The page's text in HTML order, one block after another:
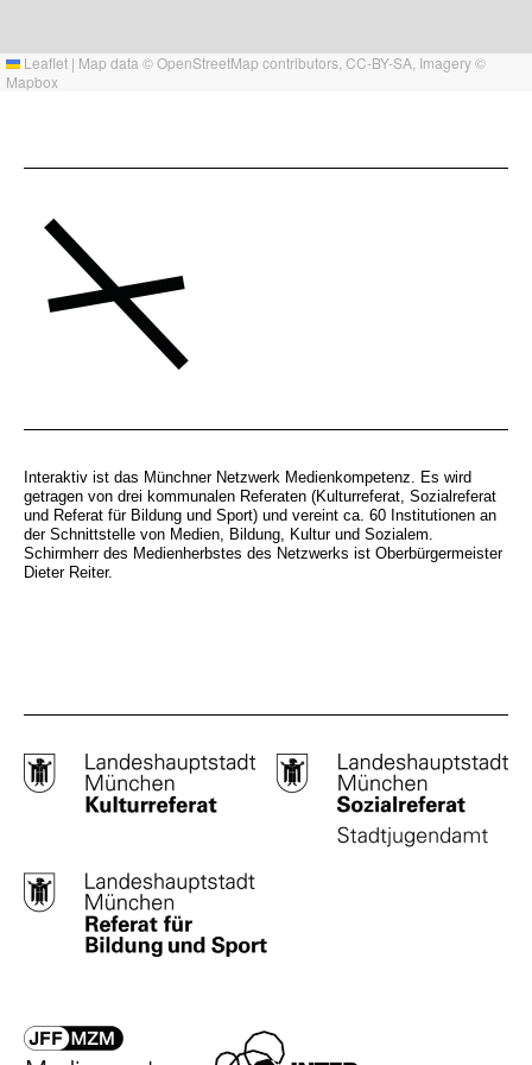
Leaflet | Map data ©OpenStreetMap contributors, CC-BY-SA , Imagery ©
Mapbox
Interaktiv ist das Münchner Netzwerk Medienkompetenz. Es wird
getragen von drei kommunalen Referaten (Kulturreferat, Sozialreferat
und Referat für Bildung und Sport) und vereint ca. 60 Institutionen an
der Schnittstelle von Medien, Bildung, Kultur und Sozialem.
Schirmherr des Medienherbstes des Netzwerks ist Oberbürgermeister
Dieter Reiter.